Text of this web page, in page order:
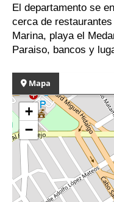
El departamento se
cerca de
Marina, playa el
Paraiso, bancos y
Mapa
+
−